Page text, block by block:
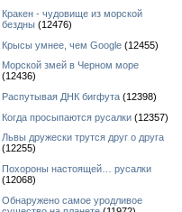
Кракен - чудовище из морской
бездны (12476)
Крысы умнее, чем Google (12455)
Морской змей в Черном море
(12436)
Распутывая ДНК бигфута (12398)
Когда просыпаются русалки (12357)
Львы дружески трутся друг о друга
(12255)
Похороны настоящей… русалки
(12068)
Обнаружено самое уродливое